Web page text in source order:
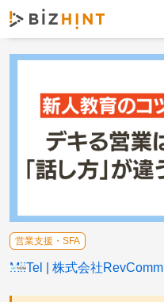
営業支援・SFA
MiiTel 株式会社RevComm